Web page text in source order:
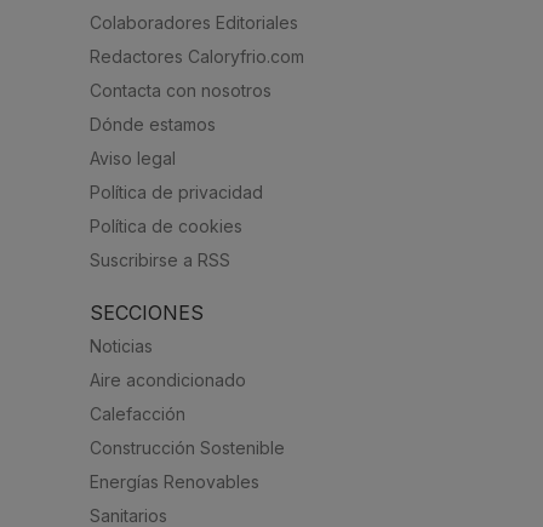
Colaboradores Editoriales
Redactores Caloryfrio.com
Contacta con nosotros
Dónde estamos
Aviso legal
Política de privacidad
Política de cookies
Suscribirse a RSS
SECCIONES
Noticias
Aire acondicionado
Calefacción
Construcción Sostenible
Energías Renovables
Sanitarios